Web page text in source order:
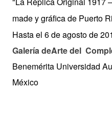
made y gráfica de Puerto
Hasta el 6 de agosto de
Galería deArte del
Benemérita Universidad
México